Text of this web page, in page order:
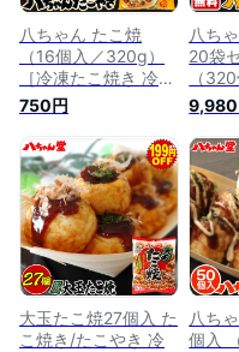
八ちゃん たこ焼
（16個入／320g）
［冷凍たこ焼き 冷凍
食品 おつまみ ビー
ル 惣菜 九州 国産 通
販 はっちゃん たこ
焼き たこやき 冷凍
八ちゃん堂］
750円
八ち
20袋
（
6.4kg
焼き
まみ
州 国
ゃん
やき
堂 送
9,980
大玉たこ焼27個入 た
こ焼き/たこやき 冷
八ち
個入